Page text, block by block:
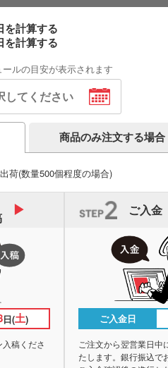
を計算する
を計算する
ルの目安が表示されます
商品のみ注文する場合
荷(数量500個程度の場合)
日(土)
稿くださ
ご入金
ご入金日
ご注文から翌営業日中
たします。銀行振込で